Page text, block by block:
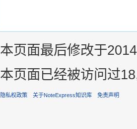
本页面最后修改于
本页面已经被访问过
隐私权政策 关于NoteExpress知识库 免责声明